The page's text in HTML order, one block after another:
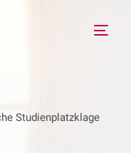
Studienplatzklage